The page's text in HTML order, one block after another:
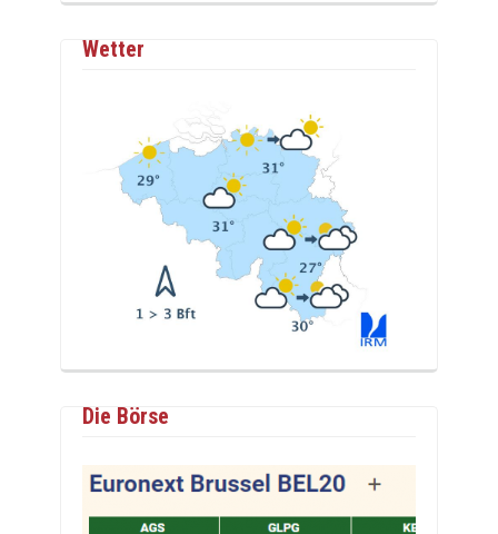
Wetter
Die Börse